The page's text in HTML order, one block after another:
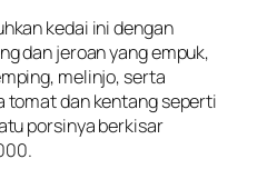
kedai ini dengan
dan jeroan yang empuk,
melinjo, serta
tomat dan kentang seperti
porsinya berkisar